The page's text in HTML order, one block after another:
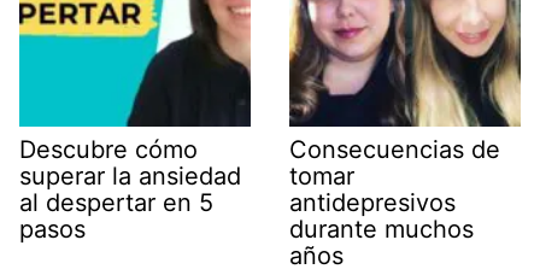
Descubre cómo
superar la ansiedad
al despertar en 5
pasos
Consecuencias de
tomar
antidepresivos
durante muchos
años